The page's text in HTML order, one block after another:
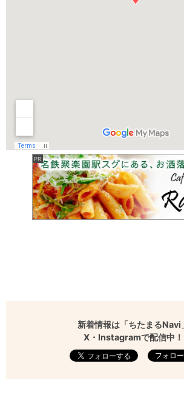
新着情報は「ちたまるNavi
X・Instagramで配信中！
フォロ